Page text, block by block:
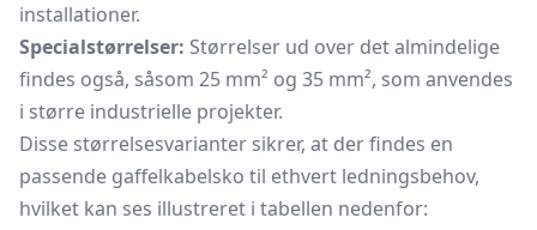
installationer.
Specialstørrelser: Størrelser ud over det almindelige
findes også, såsom 25 mm² og 35 mm², som anvendes
i større industrielle projekter.
Disse størrelsesvarianter sikrer, at der findes en
passende gaffelkabelsko til ethvert ledningsbehov,
hvilket kan ses illustreret i tabellen nedenfor: